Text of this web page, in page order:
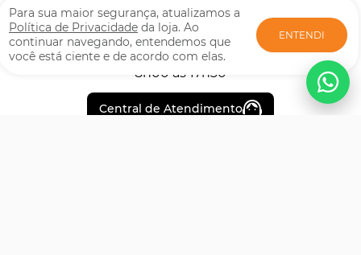
Para sua maior segurança, atualizamos a
Política de Privacidade da loja. Ao
continuar navegando, entendemos que
você está ciente e de acordo com elas.
ENTENDI
Horários
Segunda à Sexta
8h00 às 17h30
Central de Atendimento